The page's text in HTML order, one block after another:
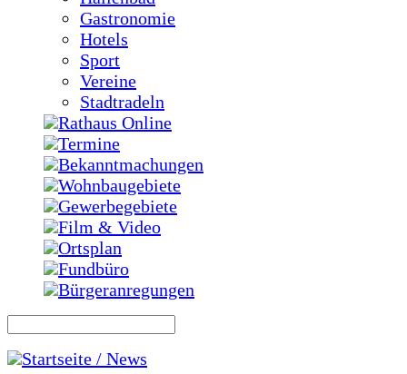
Gastronomie
Hotels
Sport
Vereine
Stadtradeln
Rathaus Online
Termine
Bekanntmachungen
Wohnbaugebiete
Gewerbegebiete
Film & Video
Ortsplan
Fundbüro
Bürgeranregungen
Startseite / News